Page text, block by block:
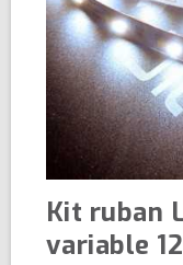
Kit ruban
variable